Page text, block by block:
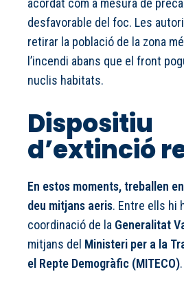
acordat com a mesura de
desfavorable del foc. Les
retirar la població de la zona
l’incendi abans que el front
nuclis habitats.
Dispositiu
d’extinció
En estos moments, treballen
deu mitjans aeris. Entre ells hi
coordinació de la Generalitat
mitjans del Ministeri per a la
el Repte Demogràfic (MITECO).